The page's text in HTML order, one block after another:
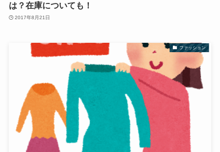
は？在庫についても！
2017年8月21日
ファッション